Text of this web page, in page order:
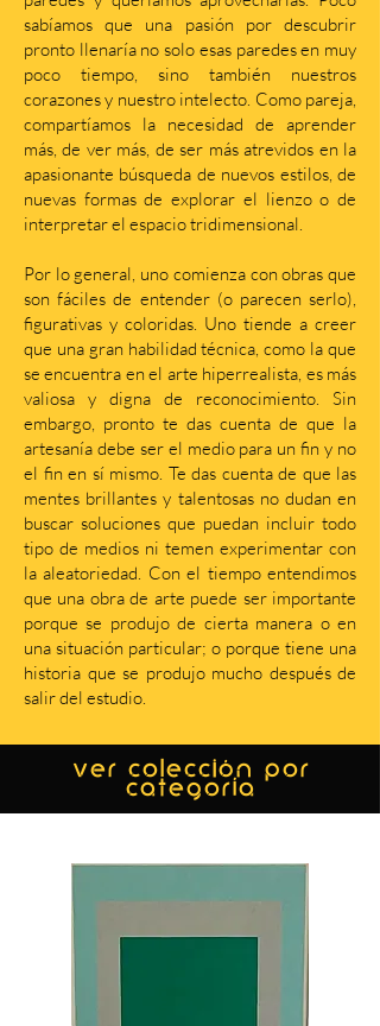
sabíamos que una pasión por descubrir
pronto llenaría no solo esas paredes en muy
poco tiempo, sino también nuestros
corazones y nuestro intelecto. Como pareja,
compartíamos la necesidad de aprender
más, de ver más, de ser más atrevidos en la
apasionante búsqueda de nuevos estilos, de
nuevas formas de explorar el lienzo o de
interpretar el espacio tridimensional.
Por lo general, uno comienza con obras que
son fáciles de entender (o parecen serlo),
figurativas y coloridas. Uno tiende a creer
que una gran habilidad técnica, como la que
se encuentra en el arte hiperrealista, es más
valiosa y digna de reconocimiento. Sin
embargo, pronto te das cuenta de que la
artesanía debe ser el medio para un fin y no
el fin en sí mismo. Te das cuenta de que las
mentes brillantes y talentosas no dudan en
buscar soluciones que puedan incluir todo
tipo de medios ni temen experimentar con
la aleatoriedad. Con el tiempo entendimos
que una obra de arte puede ser importante
porque se produjo de cierta manera o en
una situación particular; o porque tiene una
historia que se produjo mucho después de
salir del estudio.
ver colección por
categoría